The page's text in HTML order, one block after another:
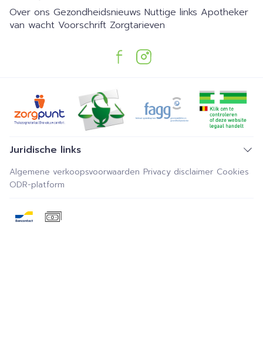
Over ons Gezondheidsnieuws Nuttige links Apotheker
van wacht Voorschrift Zorgtarieven
Juridische links
Algemene verkoopsvoorwaarden Privacy disclaimer Cookies
ODR-platform